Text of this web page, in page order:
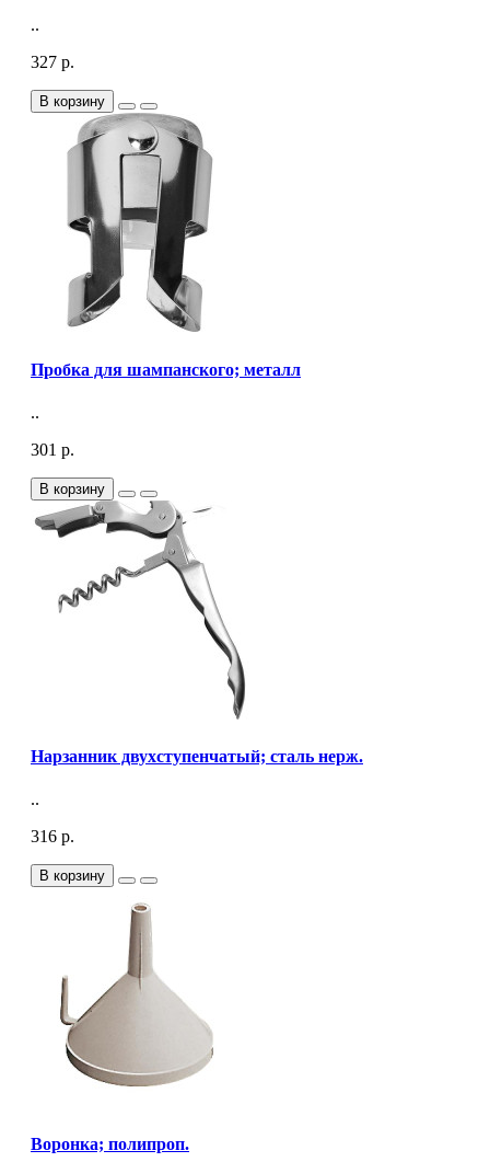
..
327 р.
В корзину
Пробка для шампанского; металл
..
301 р.
В корзину
Нарзанник двухступенчатый; сталь нерж.
..
316 р.
В корзину
Воронка; полипроп.